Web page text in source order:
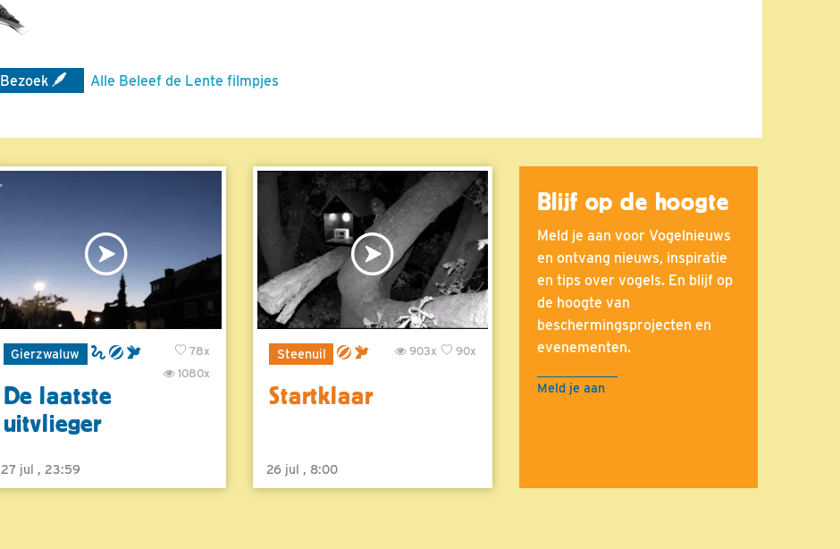
Bezoek Alle Beleef de Lente filmpjes
Gierzwaluw
78x
1080x
De laatste
uitvlieger
27 jul , 23:59
Steenuil 90x
903x
Startklaar
26 jul , 8:00
Blijf op de hoogte
Meld je aan voor Vogelnieuws
en ontvang nieuws, inspiratie
en tips over vogels. En blijf op
de hoogte van
beschermingsprojecten en
evenementen.
Meld je aan